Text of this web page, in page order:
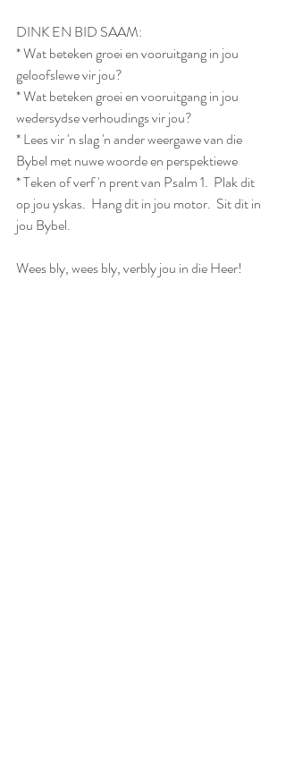
DINK EN BID SAAM:
* Wat beteken groei en vooruitgang in jou
geloofslewe vir jou?
* Wat beteken groei en vooruitgang in jou
wedersydse verhoudings vir jou?
* Lees vir 'n slag 'n ander weergawe van die
Bybel met nuwe woorde en perspektiewe
* Teken of verf 'n prent van Psalm 1.  Plak dit
op jou yskas.  Hang dit in jou motor.  Sit dit in
jou Bybel.
Wees bly, wees bly, verbly jou in die Heer!